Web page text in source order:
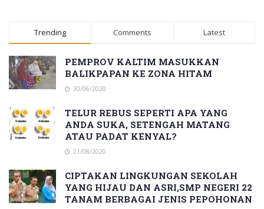
Trending Comments Latest
PEMPROV KALTIM MASUKKAN
BALIKPAPAN KE ZONA HITAM
30/06/2020
TELUR REBUS SEPERTI APA YANG
ANDA SUKA, SETENGAH MATANG
ATAU PADAT KENYAL?
21/08/2020
CIPTAKAN LINGKUNGAN SEKOLAH
YANG HIJAU DAN ASRI,SMP NEGERI 22
TANAM BERBAGAI JENIS PEPOHONAN